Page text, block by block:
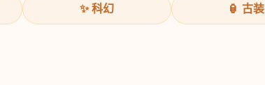
✨ 科幻 🏮 古装